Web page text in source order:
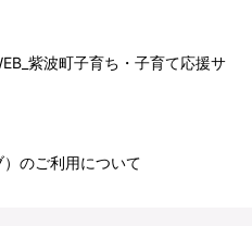
紫波町子育ち・子育て応援サ
のご利用について